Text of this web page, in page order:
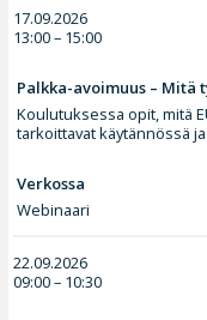
17.09.2026
13:00 – 15:00
Palkka-avoimuus –
Koulutuksessa opit, mitä
tarkoittavat käytännössä
Verkossa
Webinaari
22.09.2026
09:00 – 10:30